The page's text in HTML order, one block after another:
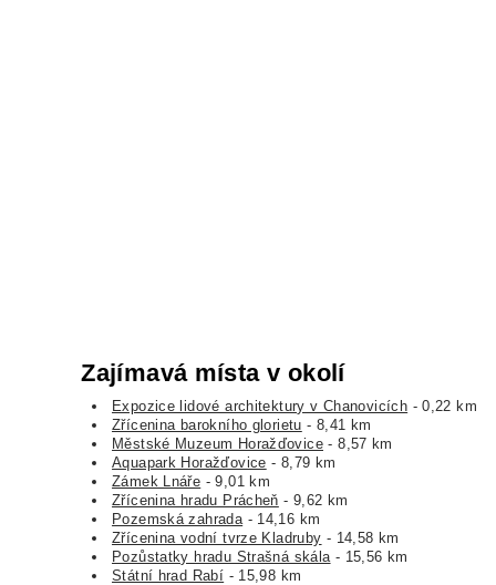
Zajímavá místa v okolí
Expozice lidové architektury v Chanovicích - 0,22 km
Zřícenina barokního glorietu - 8,41 km
Městské Muzeum Horažďovice - 8,57 km
Aquapark Horažďovice - 8,79 km
Zámek Lnáře - 9,01 km
Zřícenina hradu Prácheň - 9,62 km
Pozemská zahrada - 14,16 km
Zřícenina vodní tvrze Kladruby - 14,58 km
Pozůstatky hradu Strašná skála - 15,56 km
Státní hrad Rabí - 15,98 km